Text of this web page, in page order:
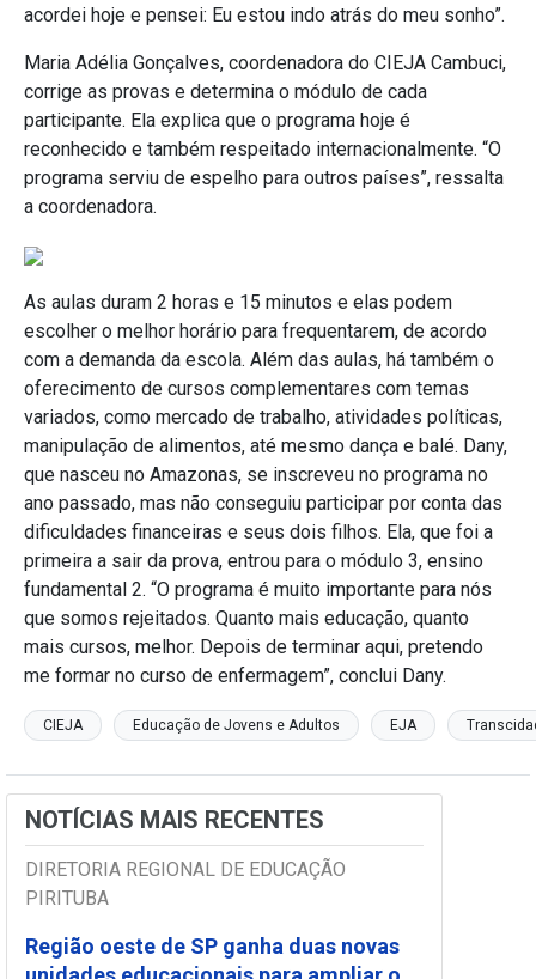
acordei hoje e pensei: Eu estou indo atrás do meu sonho”.
Maria Adélia Gonçalves, coordenadora do CIEJA Cambuci,
corrige as provas e determina o módulo de cada
participante. Ela explica que o programa hoje é
reconhecido e também respeitado internacionalmente. “O
programa serviu de espelho para outros países”, ressalta
a coordenadora.
As aulas duram 2 horas e 15 minutos e elas podem
escolher o melhor horário para frequentarem, de acordo
com a demanda da escola. Além das aulas, há também o
oferecimento de cursos complementares com temas
variados, como mercado de trabalho, atividades políticas,
manipulação de alimentos, até mesmo dança e balé. Dany,
que nasceu no Amazonas, se inscreveu no programa no
ano passado, mas não conseguiu participar por conta das
dificuldades financeiras e seus dois filhos. Ela, que foi a
primeira a sair da prova, entrou para o módulo 3, ensino
fundamental 2. “O programa é muito importante para nós
que somos rejeitados. Quanto mais educação, quanto
mais cursos, melhor. Depois de terminar aqui, pretendo
me formar no curso de enfermagem”, conclui Dany.
CIEJA Educação de Jovens e Adultos EJA
NOTÍCIAS MAIS RECENTES
DIRETORIA REGIONAL DE EDUCAÇÃO
PIRITUBA
Região oeste de SP ganha duas novas